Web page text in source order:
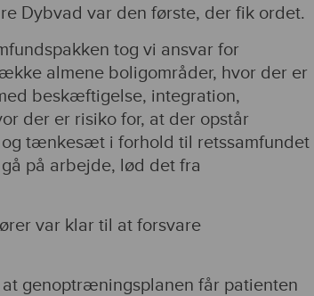
Dybvad var den første, der fik ordet.
tog vi ansvar for
almene boligområder, hvor der er
beskæftigelse, integration,
der er risiko for, at der opstår
tænkesæt i forhold til retssamfundet
på arbejde, lød det fra
var klar til at forsvare
genoptræningsplanen får patienten